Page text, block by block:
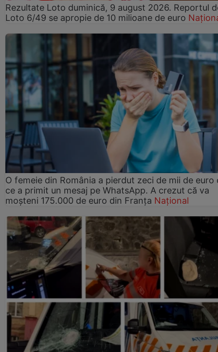
Rezultate Loto duminică, 9 august 2026. Reportul
Loto 6/49 se apropie de 10 milioane de euro
O femeie din România a pierdut zeci de mii de euro
ce a primit un mesaj pe WhatsApp. A crezut că va
moșteni 175.000 de euro din Franța Național